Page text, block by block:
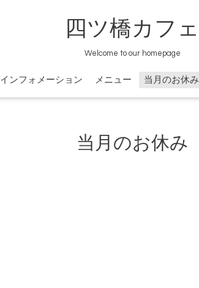
四ツ橋カフェ
Welcome to our homepage
インフォメーション メニュー 当月のお休み
当月のお休み